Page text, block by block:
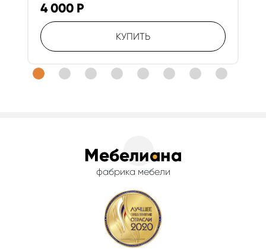
4 000 Р
КУПИТЬ
фабрика мебели